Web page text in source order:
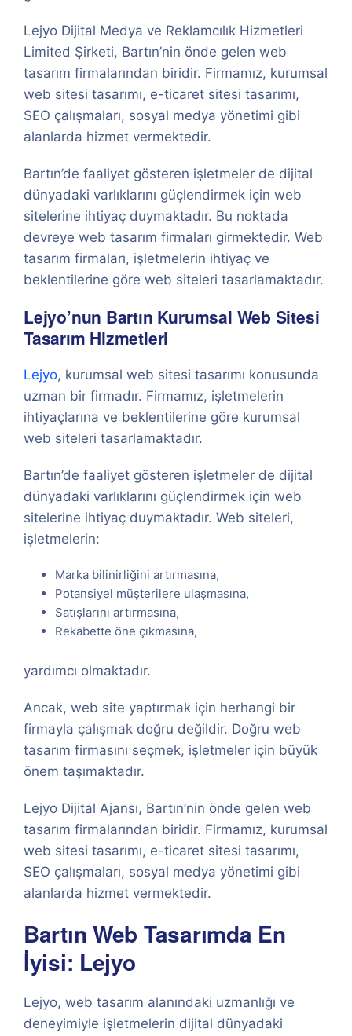
Lejyo Dijital Medya ve Reklamcılık Hizmetleri
Limited Şirketi, Bartın’nin önde gelen web
tasarım firmalarından biridir. Firmamız, kurumsal
web sitesi tasarımı, e-ticaret sitesi tasarımı,
SEO çalışmaları, sosyal medya yönetimi gibi
alanlarda hizmet vermektedir.
Bartın’de faaliyet gösteren işletmeler de dijital
dünyadaki varlıklarını güçlendirmek için web
sitelerine ihtiyaç duymaktadır. Bu noktada
devreye web tasarım firmaları girmektedir. Web
tasarım firmaları, işletmelerin ihtiyaç ve
beklentilerine göre web siteleri tasarlamaktadır.
Lejyo’nun Bartın Kurumsal Web Sitesi
Tasarım Hizmetleri
Lejyo, kurumsal web sitesi tasarımı konusunda
uzman bir firmadır. Firmamız, işletmelerin
ihtiyaçlarına ve beklentilerine göre kurumsal
web siteleri tasarlamaktadır.
Bartın’de faaliyet gösteren işletmeler de dijital
dünyadaki varlıklarını güçlendirmek için web
sitelerine ihtiyaç duymaktadır. Web siteleri,
işletmelerin:
Marka bilinirliğini artırmasına,
Potansiyel müşterilere ulaşmasına,
Satışlarını artırmasına,
Rekabette öne çıkmasına,
yardımcı olmaktadır.
Ancak, web site yaptırmak için herhangi bir
firmayla çalışmak doğru değildir. Doğru web
tasarım firmasını seçmek, işletmeler için büyük
önem taşımaktadır.
Lejyo Dijital Ajansı, Bartın’nin önde gelen web
tasarım firmalarından biridir. Firmamız, kurumsal
web sitesi tasarımı, e-ticaret sitesi tasarımı,
SEO çalışmaları, sosyal medya yönetimi gibi
alanlarda hizmet vermektedir.
Bartın Web Tasarımda En
İyisi: Lejyo
Lejyo, web tasarım alanındaki uzmanlığı ve
deneyimiyle işletmelerin dijital dünyadaki